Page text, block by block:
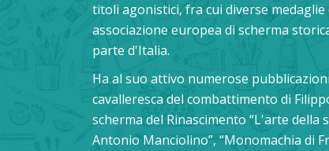
titoli agonistici, fra cui diverse
associazione europea di scherma
parte d'Italia.
Ha al suo attivo numerose
cavalleresca del combattimento di
scherma del Rinascimento “L'arte della
Antonio Manciolino”, “Monomachia di